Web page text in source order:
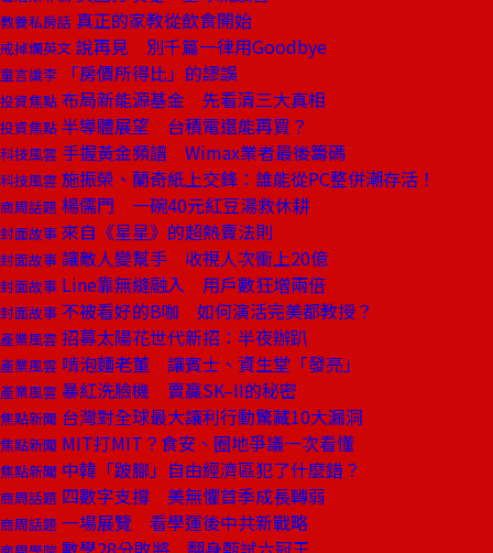
教養私房話 真正的家教從飲食開始
戒掉爛英文 說再見 別千篇一律用Goodbye
童言識李 「房價所得比」的謬誤
投資焦點 布局新能源基金 先看清三大真相
投資焦點 半導體展望 台積電還能再買？
科技風雲 手握黃金頻譜 Wimax業者最後籌碼
科技風雲 施振榮、蘭奇紙上交鋒：誰能從PC整併潮存活！
商周話題 楊儒門 一碗40元紅豆湯救休耕
封面故事 來自《星星》的超熱賣法則
封面故事 讓敵人變幫手 收視人次衝上20億
封面故事 Line靠無縫融入 用戶數狂增兩倍
封面故事 不被看好的B咖 如何演活完美都教授？
產業風雲 招募太陽花世代新招：半夜辦趴
產業風雲 啃泡麵老董 讓賓士、資生堂「發亮」
產業風雲 暴紅洗臉機 賣贏SK–II的秘密
焦點新聞 台灣對全球最大讓利行動驚藏10大漏洞
焦點新聞 MIT打MIT？食安、圈地爭議一次看懂
焦點新聞 中韓「跛腳」自由經濟區犯了什麼錯？
商周話題 四數字支撐 美無懼首季成長轉弱
商周話題 一場展覽 看學運後中共新戰略